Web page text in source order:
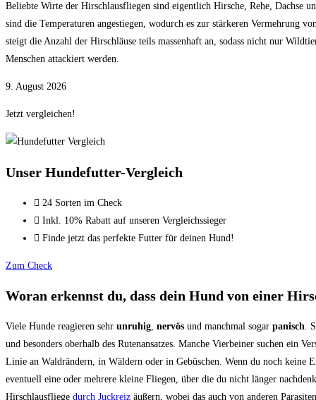
Beliebte Wirte der Hirschlausfliegen sind eigentlich Hirsche, Rehe, Dachse
sind die Temperaturen angestiegen, wodurch es zur stärkeren Vermehrung
steigt die Anzahl der Hirschläuse teils massenhaft an, sodass nicht nur
Menschen attackiert werden.
9. August 2026
Jetzt vergleichen!
Unser Hundefutter-Vergleich
24 Sorten im Check
Inkl. 10% Rabatt auf unseren Vergleichssieger
Finde jetzt das perfekte Futter für deinen Hund!
Zum Check
Woran erkennst du, dass dein Hund von einer
Viele Hunde reagieren sehr unruhig nervös und manchmal sogar panisch .
und besonders oberhalb des Rutenansatzes. Manche Vierbeiner suchen ein
Linie an Waldrändern, in Wäldern oder in Gebüschen. Wenn du noch keine
eventuell eine oder mehrere kleine Fliegen, über die du nicht länger
Hirschlausfliege durch Juckreiz äußern, wobei das auch von anderen